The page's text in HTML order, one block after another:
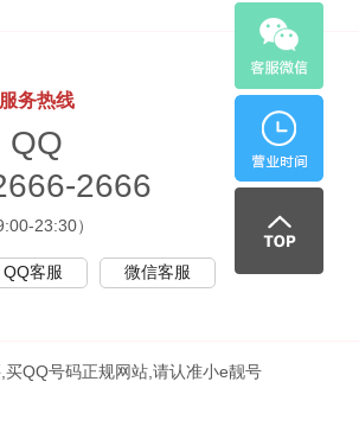
6
服务热线
QQ
2666
23:30）
QQ客服 微信客服
QQ号码正规网站,请认准小e靓号